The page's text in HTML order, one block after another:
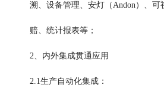
溯、设备管理、安灯（Andon）、可
赔、统计报表等；
2、内外集成贯通应用
2.1生产自动化集成：